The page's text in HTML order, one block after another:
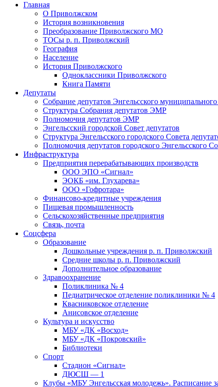
Главная
О Приволжском
История возникновения
Преобразование Приволжского МО
ТОСы р. п. Приволжский
География
Население
История Приволжского
Одноклассники Приволжского
Книга Памяти
Депутаты
Собрание депутатов Энгельсского
Структура Собрания депутатов ЭМР
Полномочия депутатов ЭМР
Энгельсский городской Совет депутатов
Структура Энгельсского городского Совета
Полномочия депутатов городского Энгельсского
Инфраструктура
Предприятия перерабатывающих производств
ООО ЭПО «Сигнал»
ЭОКБ «им. Глухарева»
ООО «Гофротара»
Финансово-кредитные учреждения
Пищевая промышленность
Сельскохозяйственные предприятия
Связь, почта
Соцсфера
Образование
Дошкольные учреждения р. п. Приволжский
Средние школы р. п. Приволжский
Дополнительное образование
Здравоохранение
Поликлиника № 4
Педиатрическое отделение поликлиники № 4
Квасниковское отделение
Анисовское отделение
Культура и искусство
МБУ «ДК «Восход»
МБУ «ДК «Покровский»
Библиотеки
Спорт
Стадион «Сигнал»
ДЮСШ — 1
Клубы «МБУ Энгельсская молодежь». Расписание